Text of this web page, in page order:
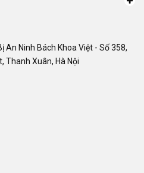
An Ninh Bách Khoa Việt - Số 358,
Thanh Xuân, Hà Nội